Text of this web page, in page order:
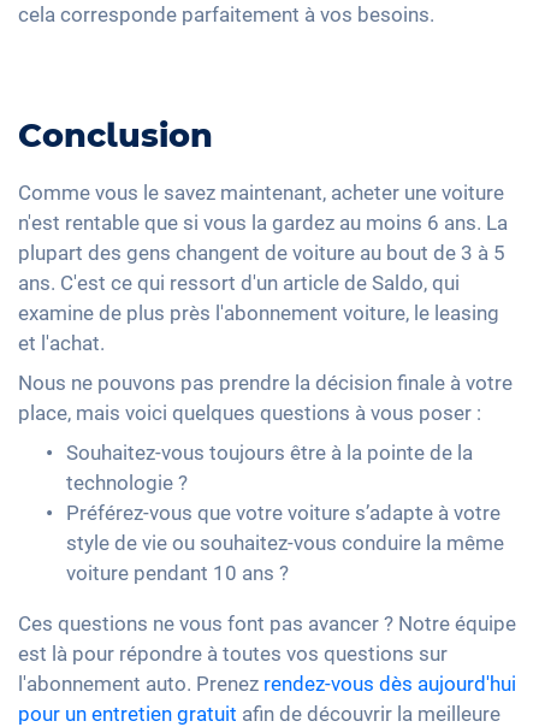
cela corresponde parfaitement à vos besoins.
Conclusion
Comme vous le savez maintenant, acheter une voiture
n'est rentable que si vous la gardez au moins 6 ans. La
plupart des gens changent de voiture au bout de 3 à 5
ans. C'est ce qui ressort d'un article de Saldo, qui
examine de plus près l'abonnement voiture, le leasing
et l'achat.
Nous ne pouvons pas prendre la décision finale à votre
place, mais voici quelques questions à vous poser :
Souhaitez-vous toujours être à la pointe de la
technologie ?
Préférez-vous que votre voiture s’adapte à votre
style de vie ou souhaitez-vous conduire la même
voiture pendant 10 ans ?
Ces questions ne vous font pas avancer ? Notre équipe
est là pour répondre à toutes vos questions sur
l'abonnement auto. Prenez rendez-vous dès aujourd'hui
pour un entretien gratuit afin de découvrir la meilleure